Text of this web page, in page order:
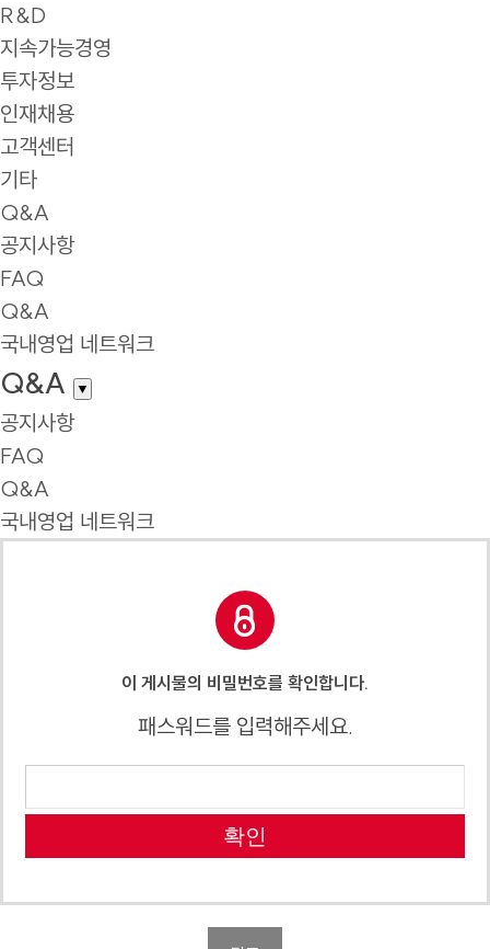
R&D
지속가능경영
투자정보
인재채용
고객센터
기타
Q&A
공지사항
FAQ
Q&A
국내영업 네트워크
Q&A ▼
공지사항
FAQ
Q&A
국내영업 네트워크
이 게시물의 비밀번호를 확인합니다.
패스워드를 입력해주세요.
확인